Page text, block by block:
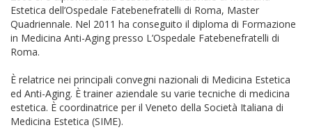
Estetica dell’Ospedale Fatebenefratelli di Roma, Master
Quadriennale. Nel 2011 ha conseguito il diploma di Formazione
in Medicina Anti-Aging presso L’Ospedale Fatebenefratelli di
Roma.
È relatrice nei principali convegni nazionali di Medicina Estetica
ed Anti-Aging. È trainer aziendale su varie tecniche di medicina
estetica. È coordinatrice per il Veneto della Società Italiana di
Medicina Estetica (SIME).